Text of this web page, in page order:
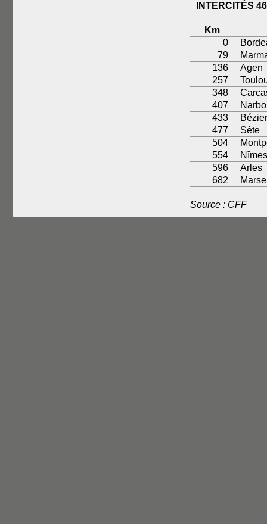
INTERCITÉS
Km
0
79
136
Agen
257
348
407
433
477
Sète
504
554
Nîmes
596
Arles
682
Source : CFF